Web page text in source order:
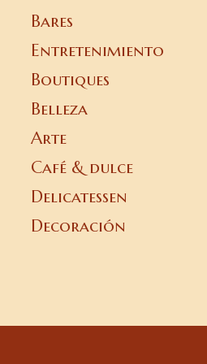
Bares
Entretenimiento
Boutiques
Belleza
Arte
Café & dulce
Delicatessen
Decoración